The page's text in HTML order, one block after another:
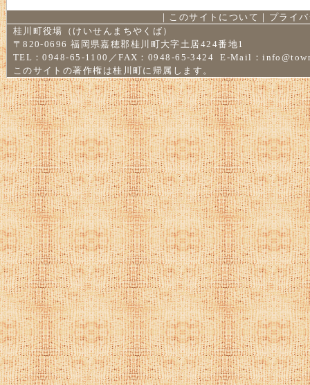
｜ このサイトについて ｜ プライ
桂川町役場（けいせんまちやくば）
〒820-0696 福岡県嘉穂郡桂川町大字土居424番地1
TEL：0948-65-1100／FAX：0948-65-3424 E-Mail：
このサイトの著作権は桂川町に帰属します。